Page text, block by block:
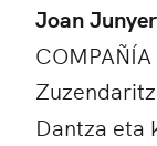
Joan Junyer
Dantza eta